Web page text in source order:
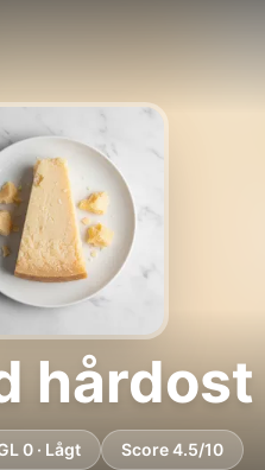
hårdost
0 · Lågt Score 4.5/10